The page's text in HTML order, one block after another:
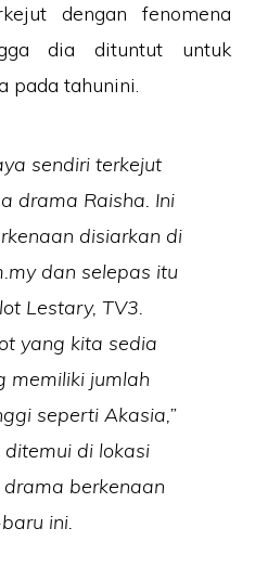
dengan fenomena
dia dituntut untuk
pada tahunini.
sendiri terkejut
drama Raisha. Ini
disiarkan di
dan selepas itu
Lestary, TV3.
yang kita sedia
memiliki jumlah
seperti Akasia,”
di lokasi
berkenaan
ini.